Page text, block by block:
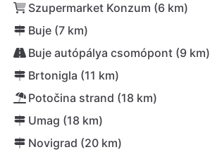
Szupermarket Konzum (6 km)
Buje (7 km)
Buje autópálya csomópont (9 km)
Brtonigla (11 km)
Potočina strand (18 km)
Umag (18 km)
Novigrad (20 km)